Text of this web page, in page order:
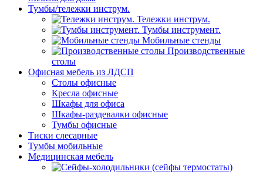
Тумбы/тележки инструм.
Тележки инструм.
Тумбы инструмент.
Мобильные стенды
Производственные
столы
Офисная мебель из ЛДСП
Столы офисные
Кресла офисные
Шкафы для офиса
Шкафы-раздевалки офисные
Тумбы офисные
Тиски слесарные
Тумбы мобильные
Медицинская мебель